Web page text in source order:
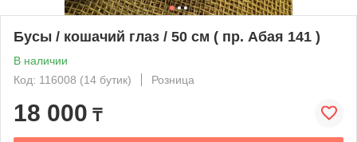
Бусы / кошачий глаз / 50 см ( пр. Абая 141 )
В наличии
Код: 116008 (14 бутик)
Розница
18 000 ₸